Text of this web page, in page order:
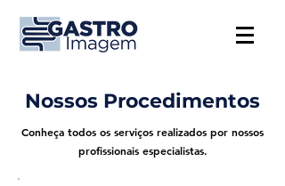
Nossos Procedimentos
Conheça todos os serviços realizados por nossos
profissionais especialistas.